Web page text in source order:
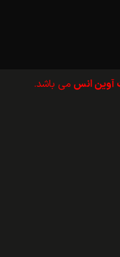
آوین انس می باشد.